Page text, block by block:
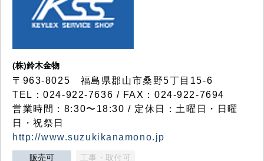
(株)鈴木金物
〒963-8025 福島県郡山市桑野5丁目15-6
TEL：024-922-7636 / FAX：024-922-7694
営業時間：8:30〜18:30 / 定休日：土曜日・日曜
日・祝祭日
http://www.suzukikanamono.jp
販売可 工事・取付可